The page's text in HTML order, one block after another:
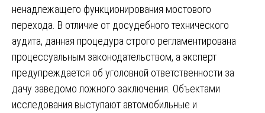
ненадлежащего функционирования мостового
перехода. В отличие от досудебного технического
аудита, данная процедура строго регламентирована
процессуальным законодательством, а эксперт
предупреждается об уголовной ответственности за
дачу заведомо ложного заключения. Объектами
исследования выступают автомобильные и